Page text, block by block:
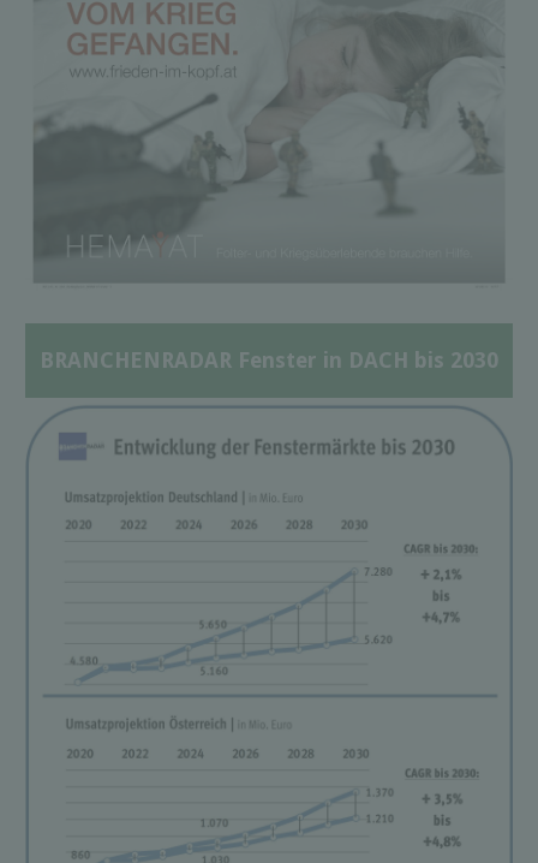
BRANCHENRADAR Fenster in DACH bis 2030